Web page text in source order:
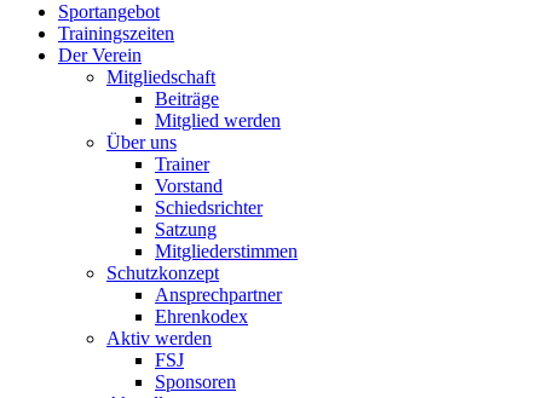
Sportangebot
Trainingszeiten
Der Verein
Mitgliedschaft
Beiträge
Mitglied werden
Über uns
Trainer
Vorstand
Schiedsrichter
Satzung
Mitgliederstimmen
Schutzkonzept
Ansprechpartner
Ehrenkodex
Aktiv werden
FSJ
Sponsoren